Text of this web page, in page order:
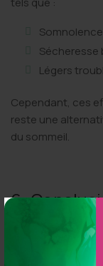
Sécheresse
Légers
Cependant, ces
reste une
du sommeil.
6.
mieux
est une